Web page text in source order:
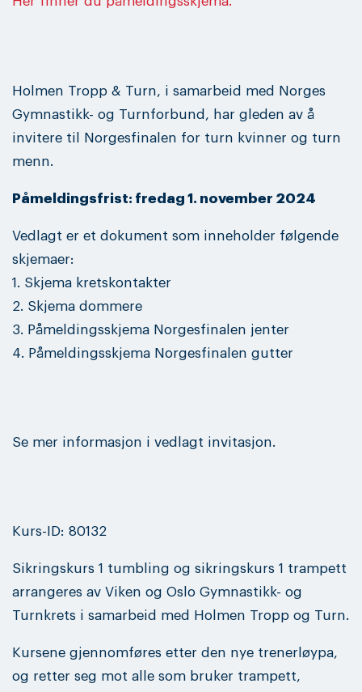
Holmen Tropp & Turn, i samarbeid med Norges
Gymnastikk- og Turnforbund, har gleden av å
invitere til Norgesfinalen for turn kvinner og turn
menn.
Påmeldingsfrist: fredag 1. november 2024
Vedlagt er et dokument som inneholder følgende
skjemaer:
1. Skjema kretskontakter
2. Skjema dommere
3. Påmeldingsskjema Norgesfinalen jenter
4. Påmeldingsskjema Norgesfinalen gutter
Se mer informasjon i vedlagt invitasjon.
Kurs-ID: 80132
Sikringskurs 1 tumbling og sikringskurs 1 trampett
arrangeres av Viken og Oslo Gymnastikk- og
Turnkrets i samarbeid med Holmen Tropp og Turn.
Kursene gjennomføres etter den nye trenerløypa,
og retter seg mot alle som bruker trampett,